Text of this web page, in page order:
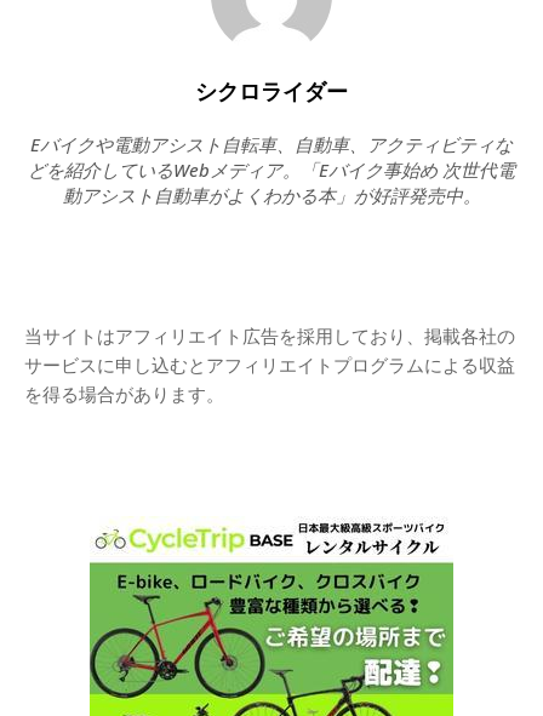
シクロライダー
Eバイクや電動アシスト自転車、自動車、アクティビティな
どを紹介しているWebメディア。「Eバイク事始め 次世代電
動アシスト自動車がよくわかる本」が好評発売中。
当サイトはアフィリエイト広告を採用しており、掲載各社の
サービスに申し込むとアフィリエイトプログラムによる収益
を得る場合があります。